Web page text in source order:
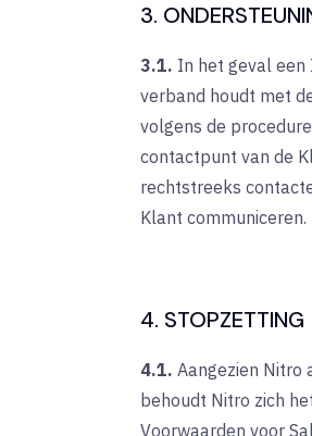
3.
3.1. In het geval een
verband houdt met
volgens de
contactpunt van de
rechtstreeks
Klant communiceren.
4. STOPZETTING
4.1. Aangezien Nitro
behoudt Nitro zich
Voorwaarden voor